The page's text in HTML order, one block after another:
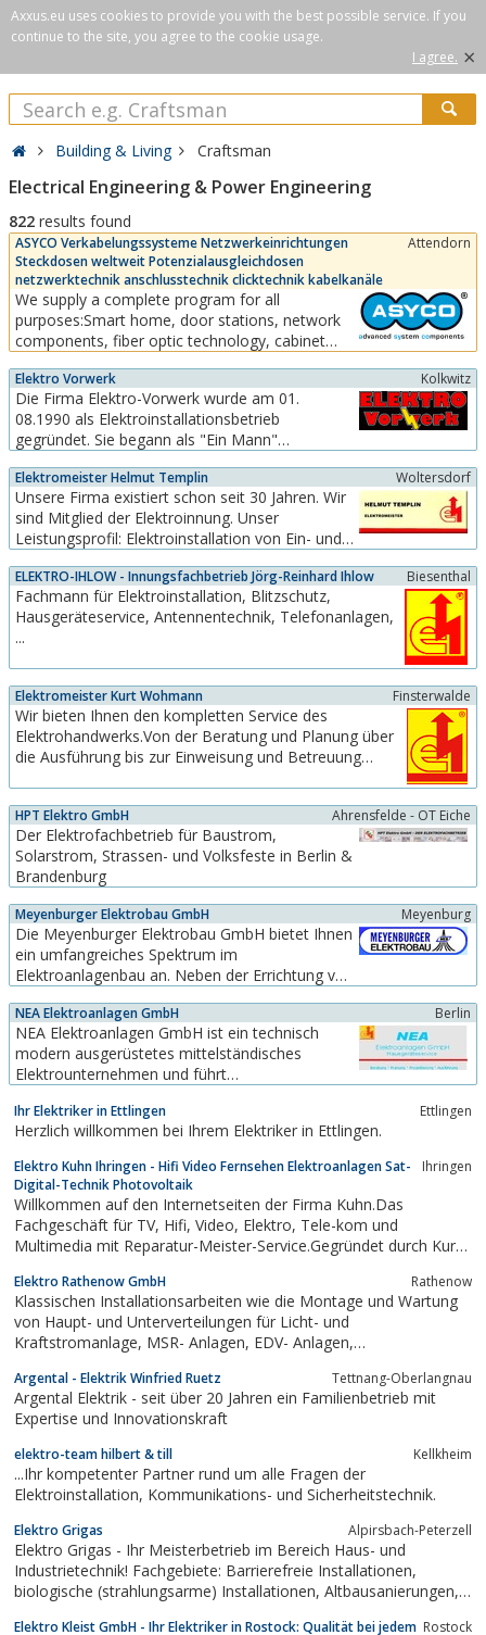
Axxus.eu uses cookies to provide you with the best possible service. If you
continue to the site, you agree to the cookie usage.
I agree. ×
Building & Living Craftsman
Electrical Engineering & Power Engineering
822 results found
ASYCO Verkabelungssysteme Netzwerkeinrichtungen
Steckdosen weltweit Potenzialausgleichdosen
netzwerktechnik anschlusstechnik clicktechnik kabelkanäle
Attendorn
We supply a complete program for all
purposes:Smart home, door stations, network
components, fiber optic technology, cabinet
columns, energy columns, surface-mounted
housing, underfloor systems, switch range,
sockets, data inserts, cables, cable support
systems, etc.With the...
Elektro Vorwerk Kolkwitz
Die Firma Elektro-Vorwerk wurde am 01.
08.1990 als Elektroinstallationsbetrieb
gegründet. Sie begann als "Ein Mann"
behauptete sich das Unternehmen am Elektro -
Markt im Cottbusser Raum und wuchs dabei
langsam und beständig. Die
Unternehmensausrichtung legte sich neben dem
normalen...
Elektromeister Helmut Templin Woltersdorf
Unsere Firma existiert schon seit 30 Jahren. Wir
sind Mitglied der Elektroinnung. Unser
Leistungsprofil: Elektroinstallation von Ein- und
Videoanlagen.
ELEKTRO-IHLOW - Innungsfachbetrieb Jörg-Reinhard Ihlow Biesenthal
Fachmann für Elektroinstallation, Blitzschutz,
Hausgeräteservice, Antennentechnik, Telefonanlagen,
...
Elektromeister Kurt Wohmann Finsterwalde
Wir bieten Ihnen den kompletten Service des
Elektrohandwerks.Von der Beratung und Planung über
die Ausführung bis zur Einweisung und Betreuung
Klimaanlagen. Dafür, daß diese sinnvoll geplant werden
und reibungslos...
HPT Elektro GmbH Ahrensfelde - OT Eiche
Der Elektrofachbetrieb für Baustrom,
Solarstrom, Strassen- und Volksfeste in Berlin &
Brandenburg
Meyenburger Elektrobau GmbH Meyenburg
Die Meyenburger Elektrobau GmbH bietet Ihnen
ein umfangreiches Spektrum im
Elektroanlagenbau an. Neben der Errichtung von
Bau von Telekommunikationsanlagen gehören
dazu auch Planung, Errichtung, Installation und
Wartung von Stark- und Schwachstromanlagen,
Straßenbeleuchtung und...
NEA Elektroanlagen GmbH Berlin
NEA Elektroanlagen GmbH ist ein technisch
modern ausgerüstetes mittelständisches
Elektrounternehmen und führt
beraten und Projektieren. Darüber hinaus sind
wir ein Fachbetrieb für Gebäudetechnik.
Ihr Elektriker in Ettlingen Ettlingen
Herzlich willkommen bei Ihrem Elektriker in Ettlingen.
Elektro Kuhn Ihringen - Hifi Video Fernsehen Elektroanlagen Sat-
Digital-Technik Photovoltaik
Ihringen
Willkommen auf den Internetseiten der Firma Kuhn.Das
Fachgeschäft für TV, Hifi, Video, Elektro, Tele-kom und
Multimedia mit Reparatur-Meister-Service.Gegründet durch Kurt
Elektrogeräteund Unterhaltungselektronik im Jahr 19651984
Übernahme in zweiter Generation...
Elektro Rathenow GmbH Rathenow
Klassischen Installationsarbeiten wie die Montage und Wartung
von Haupt- und Unterverteilungen für Licht- und
Kraftstromanlage, MSR- Anlagen, EDV- Anlagen,
Errichtung von Niederspannungs- und Mittelspannungsanlagen.
Argental - Elektrik Winfried Ruetz Tettnang-Oberlangnau
Argental Elektrik - seit über 20 Jahren ein Familienbetrieb mit
Expertise und Innovationskraft
elektro-team hilbert & till Kellkheim
...Ihr kompetenter Partner rund um alle Fragen der
Elektroinstallation, Kommunikations- und Sicherheitstechnik.
Elektro Grigas Alpirsbach-Peterzell
Elektro Grigas - Ihr Meisterbetrieb im Bereich Haus- und
Industrietechnik! Fachgebiete: Barrierefreie Installationen,
biologische (strahlungsarme) Installationen, Altbausanierungen,
Elektro Kleist GmbH - Ihr Elektriker in Rostock: Qualität bei jedem Rostock